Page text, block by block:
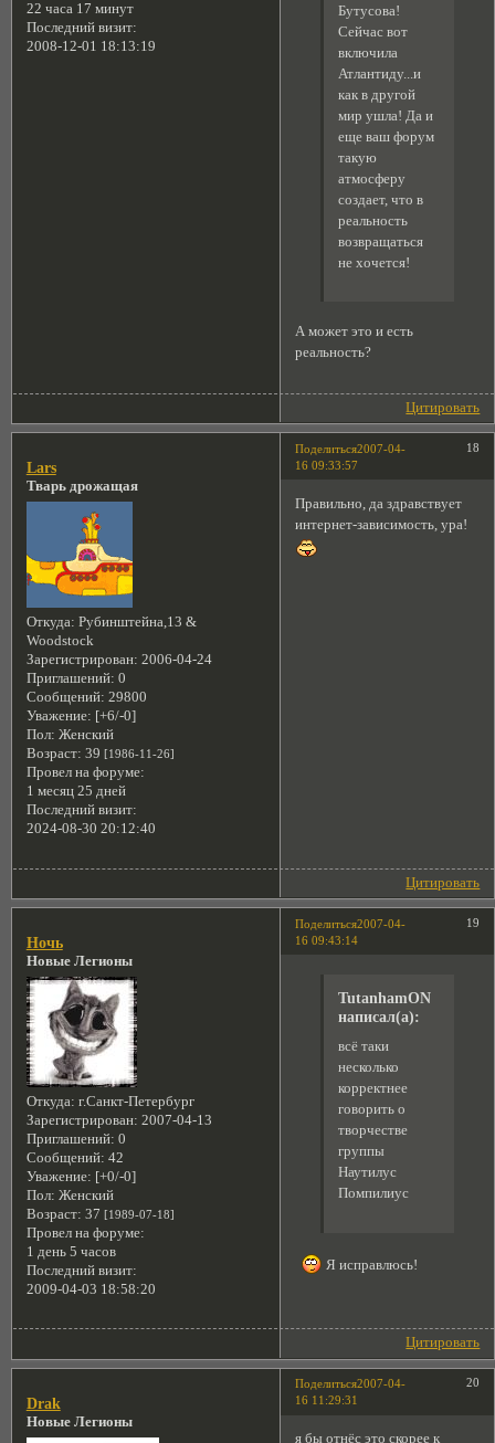
22 часа 17 минут
Последний визит:
2008-12-01 18:13:19
Бутусова!
Сейчас вот
включила
Атлантиду...и
как в другой
мир ушла! Да и
еще ваш форум
такую
атмосферу
создает, что в
реальность
возвращаться
не хочется!
А может это и есть
реальность?
Цитировать
Поделиться 18
2007-04-
16 09:33:57
Lars
Тварь дрожащая
Откуда: Рубинштейна,13 &
Woodstock
Зарегистрирован: 2006-04-24
Приглашений: 0
Сообщений: 29800
Уважение: [+6/-0]
Пол: Женский
Возраст: 39 [1986-11-26]
Провел на форуме:
1 месяц 25 дней
Последний визит:
2024-08-30 20:12:40
Правильно, да здравствует
интернет-зависимость, ура!
Цитировать
Поделиться 19
2007-04-
16 09:43:14
Ночь
Новые Легионы
Откуда: г.Санкт-Петербург
Зарегистрирован: 2007-04-13
Приглашений: 0
Сообщений: 42
Уважение: [+0/-0]
Пол: Женский
Возраст: 37 [1989-07-18]
Провел на форуме:
1 день 5 часов
Последний визит:
2009-04-03 18:58:20
TutanhamON
написал(а):
всё таки
несколько
корректнее
говорить о
творчестве
группы
Наутилус
Помпилиус
Я исправлюсь!
Цитировать
Поделиться 20
2007-04-
16 11:29:31
Drak
Новые Легионы
я бы отнёс это скорее к